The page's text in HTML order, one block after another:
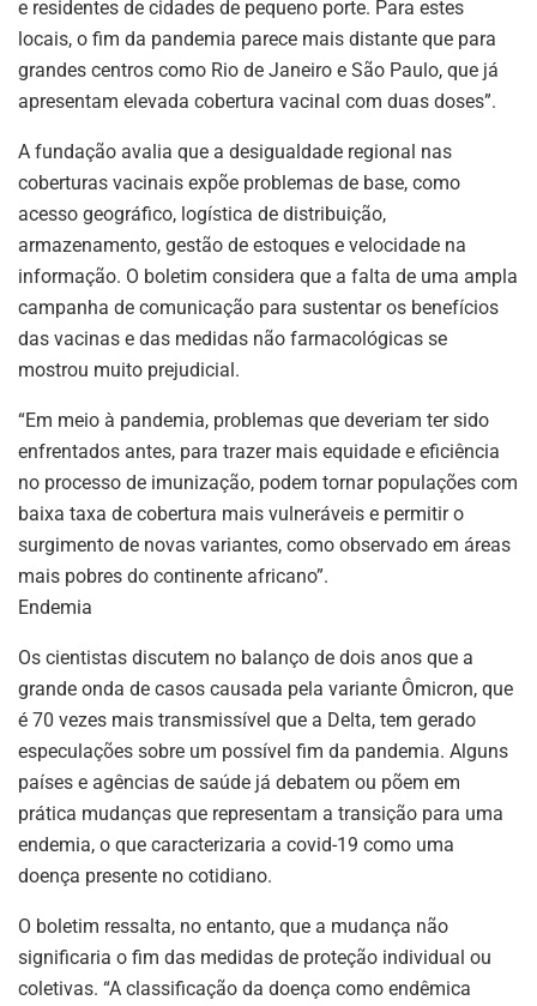
e residentes de cidades de pequeno porte. Para estes
locais, o fim da pandemia parece mais distante que para
grandes centros como Rio de Janeiro e São Paulo, que já
apresentam elevada cobertura vacinal com duas doses”.
A fundação avalia que a desigualdade regional nas
coberturas vacinais expõe problemas de base, como
acesso geográfico, logística de distribuição,
armazenamento, gestão de estoques e velocidade na
informação. O boletim considera que a falta de uma ampla
campanha de comunicação para sustentar os benefícios
das vacinas e das medidas não farmacológicas se
mostrou muito prejudicial.
“Em meio à pandemia, problemas que deveriam ter sido
enfrentados antes, para trazer mais equidade e eficiência
no processo de imunização, podem tornar populações com
baixa taxa de cobertura mais vulneráveis e permitir o
surgimento de novas variantes, como observado em áreas
mais pobres do continente africano”.
Endemia
Os cientistas discutem no balanço de dois anos que a
grande onda de casos causada pela variante Ômicron, que
é 70 vezes mais transmissível que a Delta, tem gerado
especulações sobre um possível fim da pandemia. Alguns
países e agências de saúde já debatem ou põem em
prática mudanças que representam a transição para uma
endemia, o que caracterizaria a covid-19 como uma
doença presente no cotidiano.
O boletim ressalta, no entanto, que a mudança não
significaria o fim das medidas de proteção individual ou
coletivas. “A classificação da doença como endêmica